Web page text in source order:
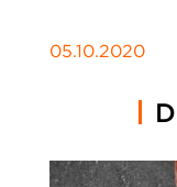
05.10.2020